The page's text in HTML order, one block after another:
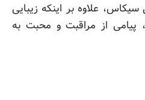
علاوه بر اینکه زیبایی
از مراقبت و محبت به